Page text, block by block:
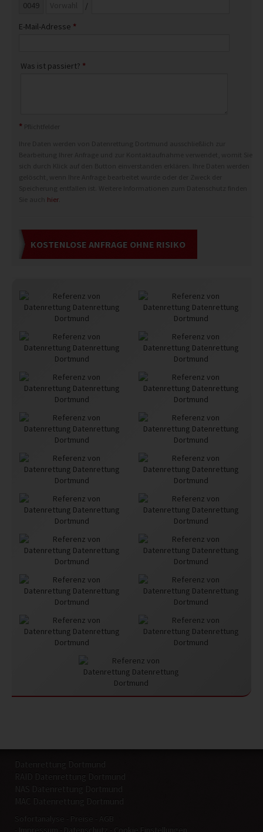
/
E-Mail-Adresse *
Was ist passiert? *
*
hier
Datenrettung Dortmund
RAID Datenrettung Dortmund
NAS Datenrettung Dortmund
MAC Datenrettung Dortmund
Sofortanalyse Preise
AGB
Impressum
Datenschutz Cookie Einstellungen